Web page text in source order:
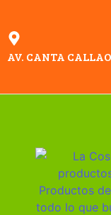
AV. CANTA